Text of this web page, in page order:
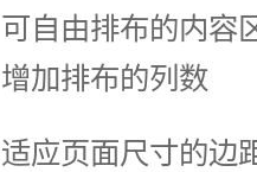
可自由排布的内容
增加排布的列数
适应页面尺寸的边